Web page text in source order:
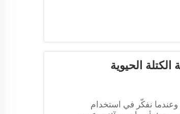
الحيوية
وعندما نفكّر في استخدام